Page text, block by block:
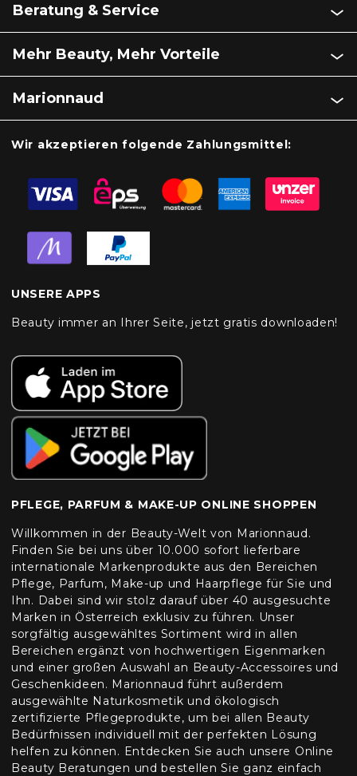
Beratung & Service
Mehr Beauty, Mehr Vorteile
Marionnaud
Wir akzeptieren folgende Zahlungsmittel:
UNSERE APPS
Beauty immer an Ihrer Seite, jetzt gratis downloaden!
PFLEGE, PARFUM & MAKE-UP ONLINE SHOPPEN
Willkommen in der Beauty-Welt von Marionnaud.
Finden Sie bei uns über 10.000 sofort lieferbare
internationale Markenprodukte aus den Bereichen
Pflege, Parfum, Make-up und Haarpflege für Sie und
Ihn. Dabei sind wir stolz darauf über 40 ausgesuchte
Marken in Österreich exklusiv zu führen. Unser
sorgfältig ausgewähltes Sortiment wird in allen
Bereichen ergänzt von hochwertigen Eigenmarken
und einer großen Auswahl an Beauty-Accessoires und
Geschenkideen. Marionnaud führt außerdem
ausgewählte Naturkosmetik und ökologisch
zertifizierte Pflegeprodukte, um bei allen Beauty
Bedürfnissen individuell mit der perfekten Lösung
helfen zu können. Entdecken Sie auch unsere Online
Beauty Beratungen und bestellen Sie ganz einfach